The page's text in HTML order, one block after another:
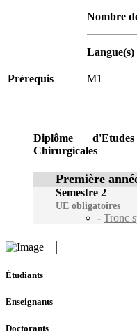
Nombre
Langue(s)
Prérequis M1
Diplôme
Chirurgicales
Première
Semestre 2
UE obligatoires
- Tronc
Étudiants
Enseignants
Doctorants